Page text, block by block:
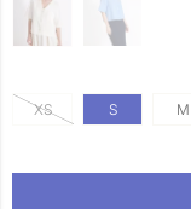
XS S M